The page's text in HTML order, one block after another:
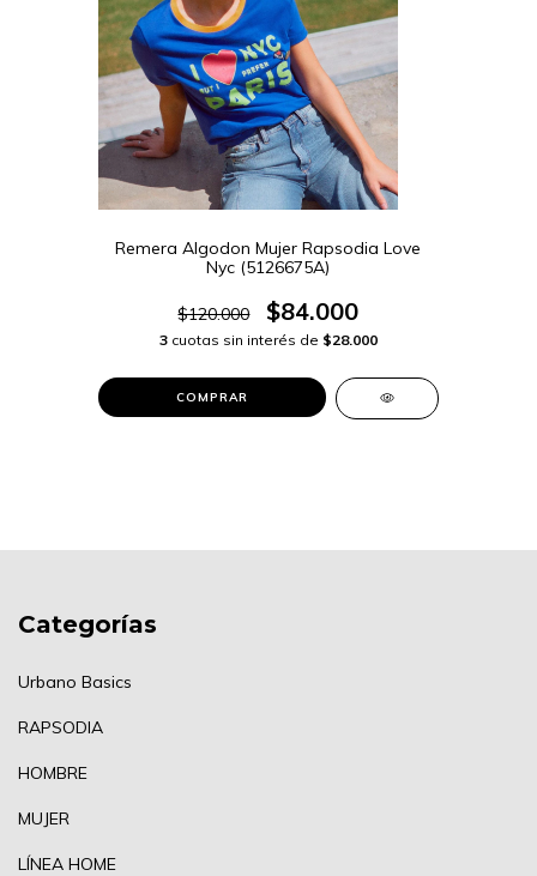
Remera Algodon Mujer Rapsodia Love
Nyc (5126675A)
$120.000 $84.000
3 cuotas sin interés de $28.000
COMPRAR
Categorías
Urbano Basics
RAPSODIA
HOMBRE
MUJER
LÍNEA HOME